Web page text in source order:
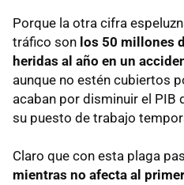
Porque la otra cifra
tráfico son los 50 millones
heridas al año en un
aunque no estén cubiertos
acaban por disminuir el PIB
su puesto de trabajo
Claro que con esta plaga
mientras no afecta al